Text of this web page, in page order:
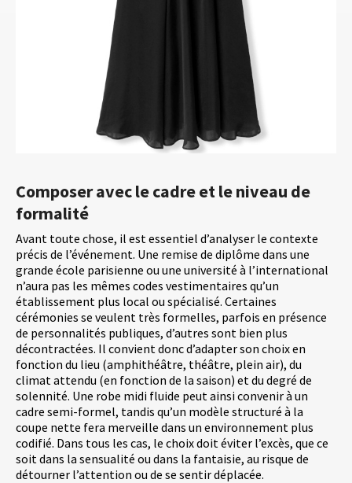
Composer avec le cadre et le niveau de
formalité
Avant toute chose, il est essentiel d’analyser le contexte
précis de l’événement. Une remise de diplôme dans une
grande école parisienne ou une université à l’international
n’aura pas les mêmes codes vestimentaires qu’un
établissement plus local ou spécialisé. Certaines
cérémonies se veulent très formelles, parfois en présence
de personnalités publiques, d’autres sont bien plus
décontractées. Il convient donc d’adapter son choix en
fonction du lieu (amphithéâtre, théâtre, plein air), du
climat attendu (en fonction de la saison) et du degré de
solennité. Une robe midi fluide peut ainsi convenir à un
cadre semi-formel, tandis qu’un modèle structuré à la
coupe nette fera merveille dans un environnement plus
codifié. Dans tous les cas, le choix doit éviter l’excès, que ce
soit dans la sensualité ou dans la fantaisie, au risque de
détourner l’attention ou de se sentir déplacée.